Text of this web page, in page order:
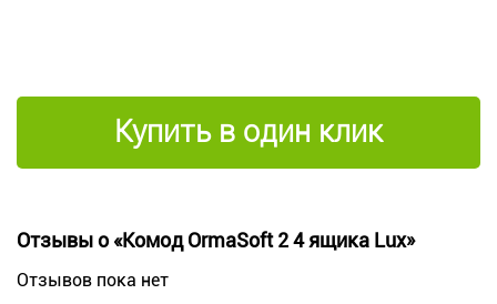
Купить в один клик
Отзывы о «Комод OrmaSoft 2 4 ящика Lux»
Отзывов пока нет